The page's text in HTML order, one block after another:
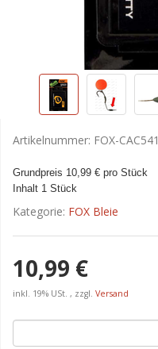
Artikelnummer: FOX-CAC541
Grundpreis 10,99 € pro Stück
Inhalt 1 Stück
Kategorie: FOX Bleie
10,99 €
inkl. 19% USt. , zzgl. Versand